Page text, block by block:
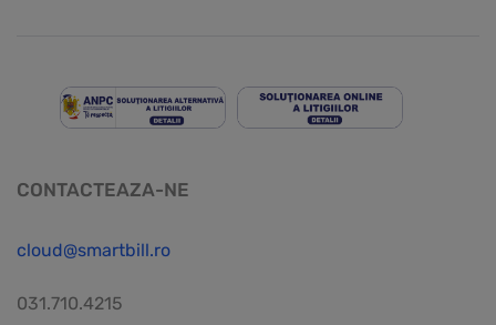
CONTACTEAZA-NE
cloud@smartbill.ro
031.710.4215